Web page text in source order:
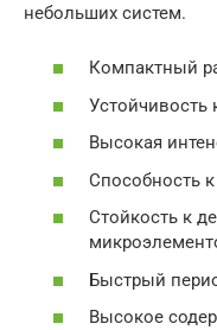
небольших систем.
Компактный
Высокая
Способность
Стойкость к
Быстрый
Высокое